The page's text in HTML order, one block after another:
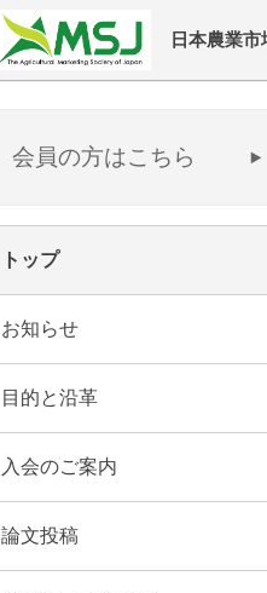
日本農業市
会員の方はこちら
トップ
お知らせ
目的と沿革
入会のご案内
論文投稿